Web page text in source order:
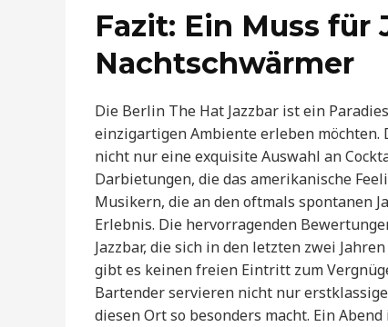
Fazit: Ein Muss für
Nachtschwärmer
Die Berlin The Hat Jazzbar ist ein
einzigartigen Ambiente erleben möchten.
nicht nur eine exquisite Auswahl an
Darbietungen, die das amerikanische
Musikern, die an den oftmals spontanen
Erlebnis. Die hervorragenden
Jazzbar, die sich in den letzten zwei
gibt es keinen freien Eintritt zum
Bartender servieren nicht nur
diesen Ort so besonders macht. Ein